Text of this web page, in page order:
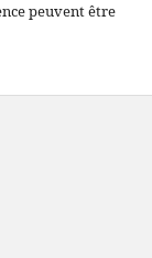
peuvent être